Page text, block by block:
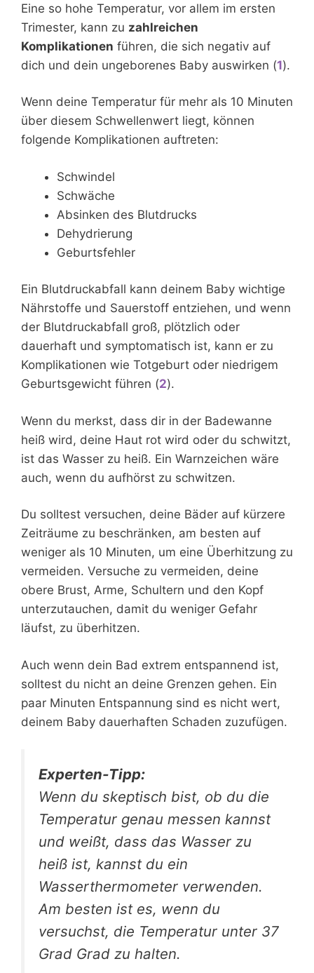
Eine so hohe Temperatur, vor allem im ersten
Trimester, kann zu zahlreichen
Komplikationen führen, die sich negativ auf
dich und dein ungeborenes Baby auswirken (1).
Wenn deine Temperatur für mehr als 10 Minuten
über diesem Schwellenwert liegt, können
folgende Komplikationen auftreten:
Schwindel
Schwäche
Absinken des Blutdrucks
Dehydrierung
Geburtsfehler
Ein Blutdruckabfall kann deinem Baby wichtige
Nährstoffe und Sauerstoff entziehen, und wenn
der Blutdruckabfall groß, plötzlich oder
dauerhaft und symptomatisch ist, kann er zu
Komplikationen wie Totgeburt oder niedrigem
Geburtsgewicht führen (2).
Wenn du merkst, dass dir in der Badewanne
heiß wird, deine Haut rot wird oder du schwitzt,
ist das Wasser zu heiß. Ein Warnzeichen wäre
auch, wenn du aufhörst zu schwitzen.
Du solltest versuchen, deine Bäder auf kürzere
Zeiträume zu beschränken, am besten auf
weniger als 10 Minuten, um eine Überhitzung zu
vermeiden. Versuche zu vermeiden, deine
obere Brust, Arme, Schultern und den Kopf
unterzutauchen, damit du weniger Gefahr
läufst, zu überhitzen.
Auch wenn dein Bad extrem entspannend ist,
solltest du nicht an deine Grenzen gehen. Ein
paar Minuten Entspannung sind es nicht wert,
deinem Baby dauerhaften Schaden zuzufügen.
Experten-Tipp:
Wenn du skeptisch bist, ob du die
Temperatur genau messen kannst
und weißt, dass das Wasser zu
heiß ist, kannst du ein
Wasserthermometer verwenden.
Am besten ist es, wenn du
versuchst, die Temperatur unter 37
Grad Grad zu halten.